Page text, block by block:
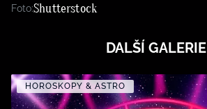
Foto:Shutterstock
DALŠÍ GALERIE
HOROSKOPY & ASTRO